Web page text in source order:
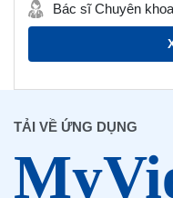
Bác sĩ Chuyên
TẢI VỀ ỨNG DỤNG